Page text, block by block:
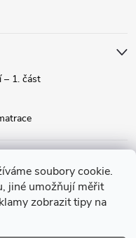
soubory cookie.
jiné umožňují měřit
zobrazit tipy na
– 1. část